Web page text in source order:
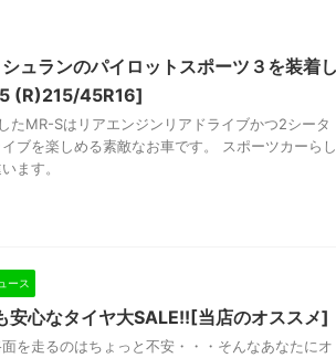
ュランのパイロットスポーツ３を装着
(R)215/45R16]
たMR-Sはリアエンジンリアドライブかつ2シータ
ブを楽しめる素敵なお車です。 スポーツカーらし
ます。
ース
心なタイヤ大SALE!![当店のオススメ]
を走るのはちょっと不安・・・そんなあなたにオ